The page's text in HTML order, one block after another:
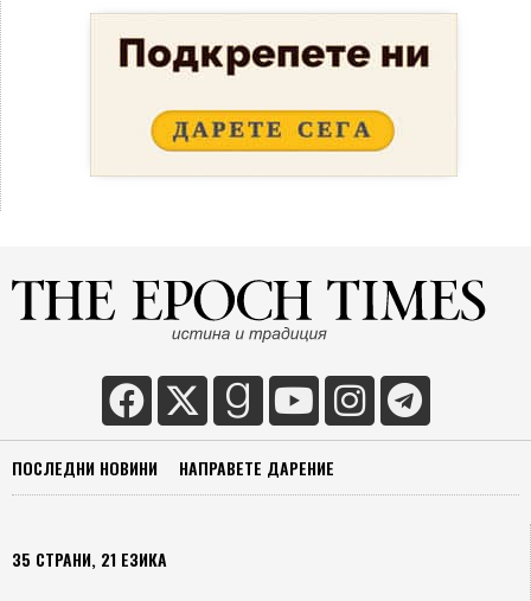
ПОСЛЕДНИ НОВИНИ НАПРАВЕТЕ ДАРЕНИЕ
35 СТРАНИ, 21 ЕЗИКА